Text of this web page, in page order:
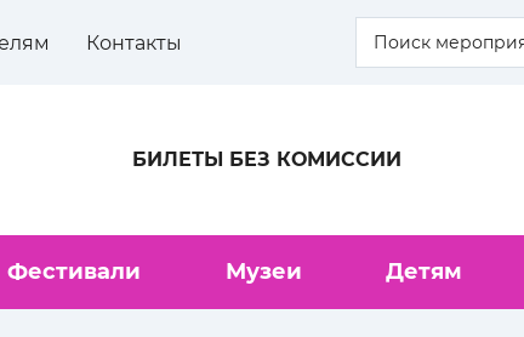
Контакты
БИЛЕТЫ БЕЗ КОМИССИИ
Фестивали Музеи Детям